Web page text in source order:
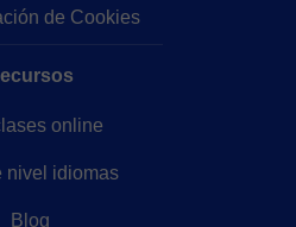
de Cookies
online
nivel idiomas
Blog